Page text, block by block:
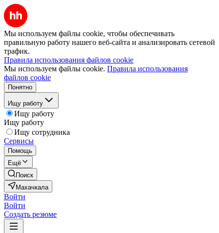
Мы используем файлы cookie, чтобы обеспечивать
правильную работу нашего веб-сайта и анализировать сетевой
трафик.
Правила использования файлов cookie
Мы используем файлы cookie. Правила использования
файлов cookie
Понятно
Ищу работу
Ищу работу
Ищу работу
Ищу сотрудника
Сервисы
Помощь
Ещё
Поиск
Махачкала
Войти
Войти
Создать резюме